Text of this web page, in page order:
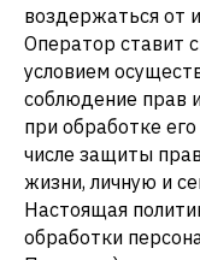
воздержаться от
Оператор ставит
условием
соблюдение прав
при обработке
числе защиты
жизни, личную и
Настоящая
обработки